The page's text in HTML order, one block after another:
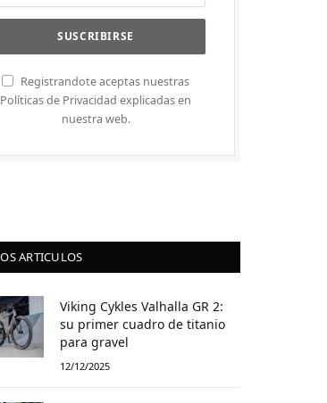
Registrandote aceptas nuestras
Políticas de Privacidad explicadas en
nuestra web.
ARTICULOS
Viking Cykles Valhalla GR 2:
su primer cuadro de titanio
para gravel
12/12/2025